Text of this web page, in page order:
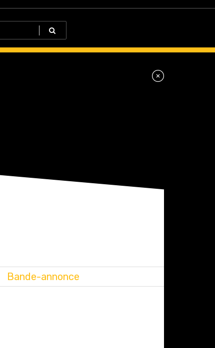
Bande-annonce